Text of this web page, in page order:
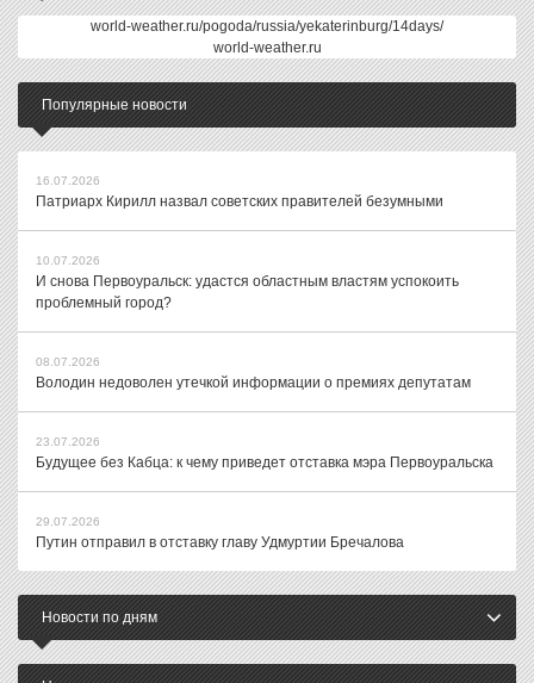
world-weather.ru/pogoda/russia/yekaterinburg/14days/
world-weather.ru
Популярные новости
16.07.2026
Патриарх Кирилл назвал советских правителей безумными
10.07.2026
И снова Первоуральск: удастся областным властям успокоить
проблемный город?
08.07.2026
Володин недоволен утечкой информации о премиях депутатам
23.07.2026
Будущее без Кабца: к чему приведет отставка мэра Первоуральска
29.07.2026
Путин отправил в отставку главу Удмуртии Бречалова
Новости по дням